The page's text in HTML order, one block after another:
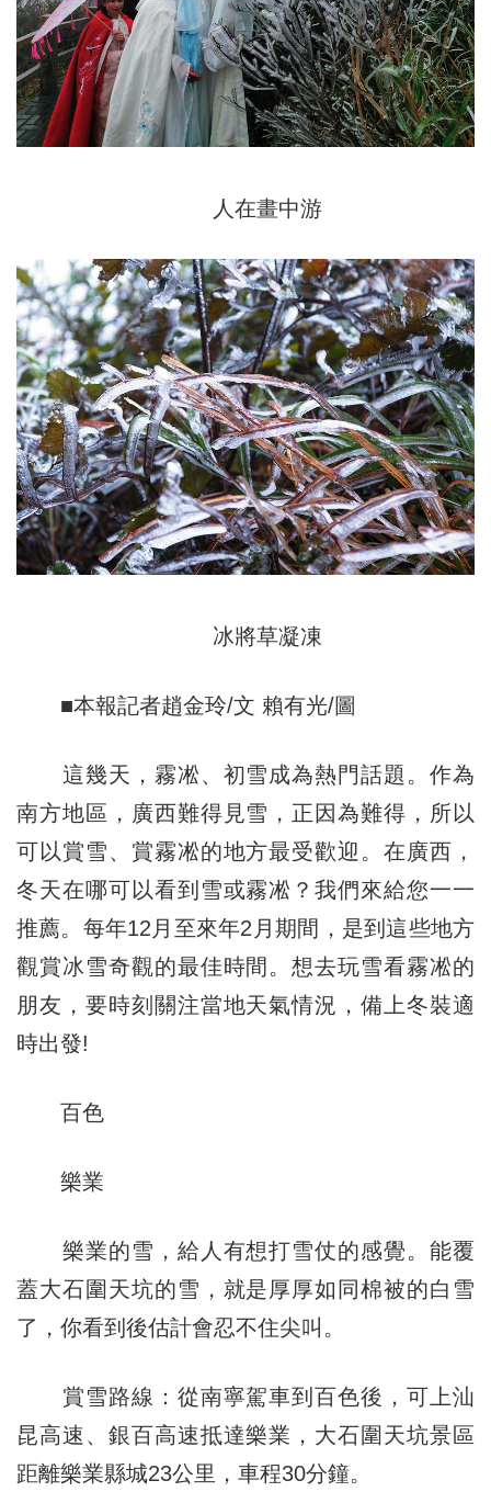
人在畫中游
冰將草凝凍
■本報記者趙金玲/文 賴有光/圖
這幾天，霧凇、初雪成為熱門話題。作為
南方地區，廣西難得見雪，正因為難得，所以
可以賞雪、賞霧凇的地方最受歡迎。在廣西，
冬天在哪可以看到雪或霧凇？我們來給您一一
推薦。每年12月至來年2月期間，是到這些地方
觀賞冰雪奇觀的最佳時間。想去玩雪看霧凇的
朋友，要時刻關注當地天氣情況，備上冬裝適
時出發!
百色
樂業
樂業的雪，給人有想打雪仗的感覺。能覆
蓋大石圍天坑的雪，就是厚厚如同棉被的白雪
了，你看到後估計會忍不住尖叫。
賞雪路線：從南寧駕車到百色後，可上汕
昆高速、銀百高速抵達樂業，大石圍天坑景區
距離樂業縣城23公里，車程30分鐘。